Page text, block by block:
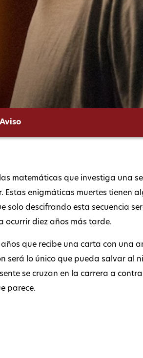
matemáticas que investiga una
enigmáticas muertes tienen
solo descifrando esta secuencia
ocurrir diez años más tarde.
que recibe una carta con una
será lo único que pueda salvar al
se cruzan en la carrera a
parece.